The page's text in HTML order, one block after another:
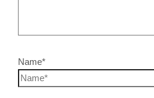
Name*